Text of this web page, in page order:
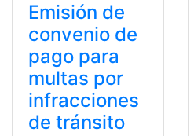
Emisión de
convenio de
pago para
multas por
infracciones
de tránsito